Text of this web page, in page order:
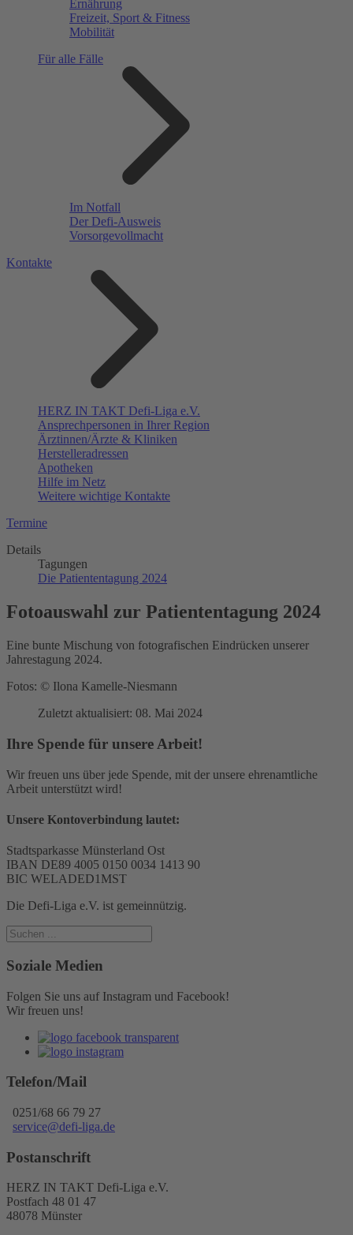
Ernährung
Freizeit, Sport & Fitness
Mobilität
Für alle Fälle
Im Notfall
Der Defi-Ausweis
Vorsorgevollmacht
Kontakte
HERZ IN TAKT Defi-Liga e.V.
Ansprechpersonen in Ihrer Region
Ärztinnen/Ärzte & Kliniken
Herstelleradressen
Apotheken
Hilfe im Netz
Weitere wichtige Kontakte
Termine
Details
Tagungen
Die Patiententagung 2024
Fotoauswahl zur Patiententagung 2024
Eine bunte Mischung von fotografischen Eindrücken unserer
Jahrestagung 2024.
Fotos: © Ilona Kamelle-Niesmann
Zuletzt aktualisiert: 08. Mai 2024
Ihre Spende für unsere Arbeit!
Wir freuen uns über jede Spende, mit der unsere ehrenamtliche
Arbeit unterstützt wird!
Unsere Kontoverbindung lautet:
Stadtsparkasse Münsterland Ost
IBAN DE89 4005 0150 0034 1413 90
BIC WELADED1MST
Die Defi-Liga e.V. ist gemeinnützig.
Soziale Medien
Folgen Sie uns auf Instagram und Facebook!
Wir freuen uns!
Telefon/Mail
0251/68 66 79 27
service@defi-liga.de
Postanschrift
HERZ IN TAKT Defi-Liga e.V.
Postfach 48 01 47
48078 Münster